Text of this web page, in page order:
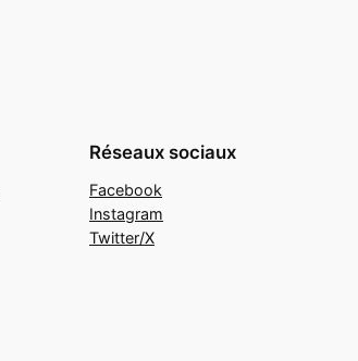
Réseaux sociaux
Facebook
Instagram
Twitter/X